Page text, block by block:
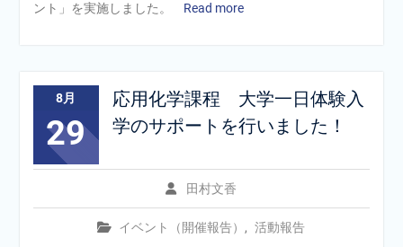
ント」を実施しました。
Read more
8月
29
応用化学課程 大学一日体験入
学のサポートを行いました！
田村文香
イベント（開催報告） , 活動報告